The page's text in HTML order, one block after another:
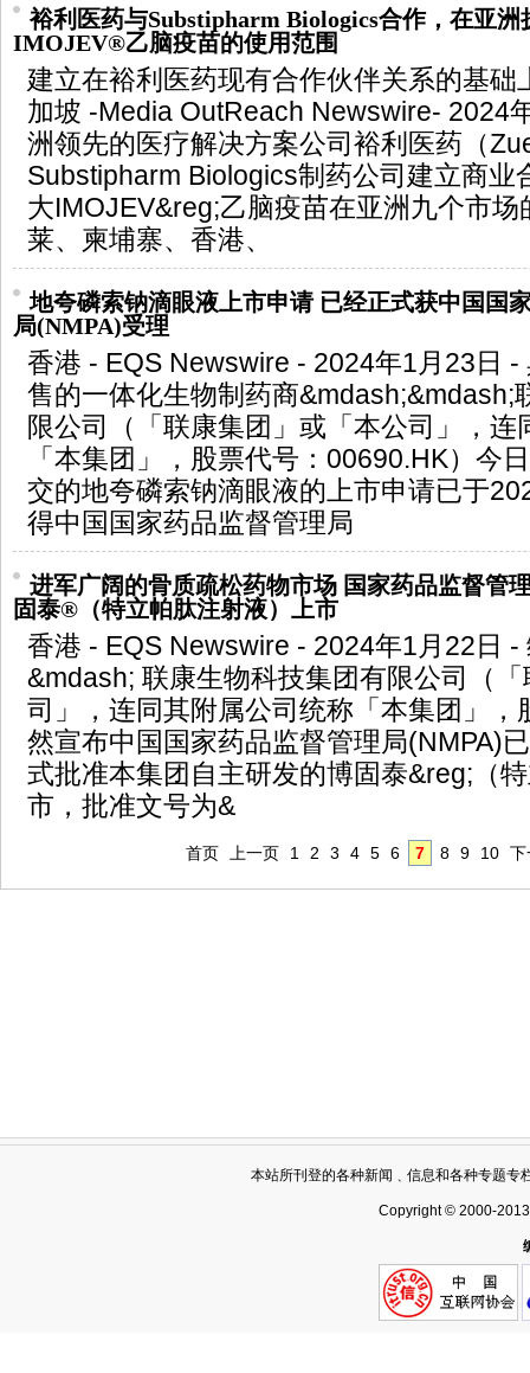
裕利医药与Substipharm Biologics合作，在亚洲
IMOJEV®乙脑疫苗的使用范围
建立在裕利医药现有合作伙伴关系的基础
加坡 -Media OutReach Newswire- 2024
洲领先的医疗解决方案公司裕利医药（
Substipharm Biologics制药公司建立商业
大IMOJEV&reg;乙脑疫苗在亚洲九个市
莱、柬埔寨、香港、
地夸磷索钠滴眼液上市申请 已经正式获中国国
局(NMPA)受理
香港 - EQS Newswire - 2024年1月23日 -
售的一体化生物制药商&mdash;&mdash;
限公司（「联康集团」或「本公司」，连
「本集团」，股票代号：00690.HK）今
交的地夸磷索钠滴眼液的上市申请已于
得中国国家药品监督管理局
进军广阔的骨质疏松药物市场 国家药品监督管
固泰®（特立帕肽注射液）上市
香港 - EQS Newswire - 2024年1月22日 -
&mdash; 联康生物科技集团有限公司（
司」，连同其附属公司统称「本集团」，
然宣布中国国家药品监督管理局(NMPA)
式批准本集团自主研发的博固泰&reg;（
市，批准文号为&
首页 上一页 1 2 3 4 5 6 7 8 9 10 下
本站所刊登的各种新闻﹑信息和各种专题专
Copyright © 2000-